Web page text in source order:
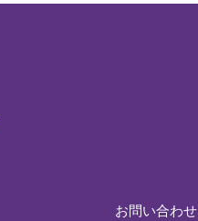
お問い合わせ